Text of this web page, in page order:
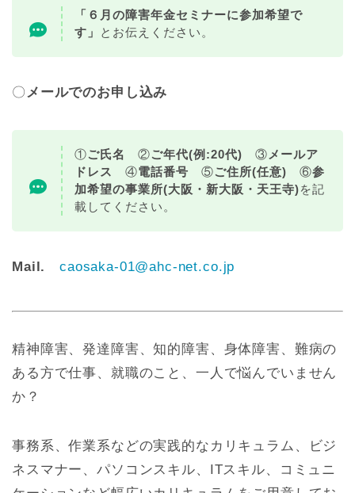
「６月の障害年金セミナーに参加希望で
す」
とお伝えください。
〇 メールでのお申し込み
①ご氏名 ②ご年代(例:20代) ③ メールア
ドレス
④電話番号 ⑤ご住所(任意) ⑥参
加希望の事業所(大阪・新大阪・天王寺)を記
載してください。
Mail.caosaka-01@ahc-net.co.jp
精神障害、発達障害、知的障害、身体障害、難病の
ある方で仕事、就職のこと、一人で悩んでいません
か？
事務系、作業系などの実践的なカリキュラム、ビジ
ネスマナー、パソコンスキル、ITスキル、コミュニ